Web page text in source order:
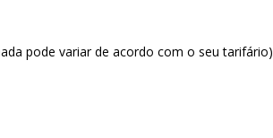
pode variar de acordo com o seu tarifário)